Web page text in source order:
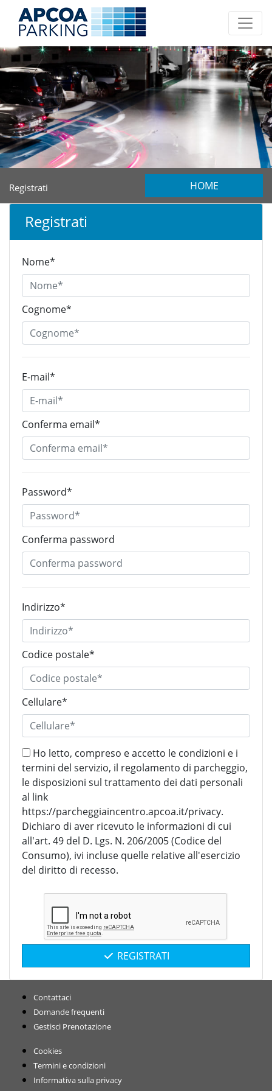
Registrati HOME
Registrati
Nome*
Cognome*
E-mail*
Conferma email*
Password*
Conferma password
Indirizzo*
Codice postale*
Cellulare*
Ho letto, compreso e accetto le condizioni e i
termini del servizio, il regolamento di parcheggio,
le disposizioni sul trattamento dei dati personali
al link
https://parcheggiaincentro.apcoa.it/privacy.
Dichiaro di aver ricevuto le informazioni di cui
all'art. 49 del D. Lgs. N. 206/2005 (Codice del
Consumo), ivi incluse quelle relative all'esercizio
del diritto di recesso.
REGISTRATI
Contattaci
Domande frequenti
Gestisci Prenotazione
Cookies
Termini e condizioni
Informativa sulla privacy